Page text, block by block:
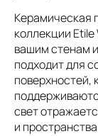
Керамическая
коллекции
вашим стенам
подходит для
поверхностей,
свет
и